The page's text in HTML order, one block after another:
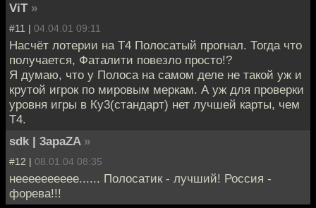
ViT »
#11 | 04.04.01 09:11
Насчёт лотерии на Т4 Полосатый прогнал. Тогда что
получается, Фаталити повезло просто!?
Я думаю, что у Полоса на самом деле не такой уж и
крутой игрок по мировым меркам. А уж для проверки
уровня игры в Ку3(стандарт) нет лучшей карты, чем
Т4.
sdk | 3apaZA »
#12 | 08.01.04 08:35
нееееееееее...... Полосатик - лучший! Россия -
форева!!!